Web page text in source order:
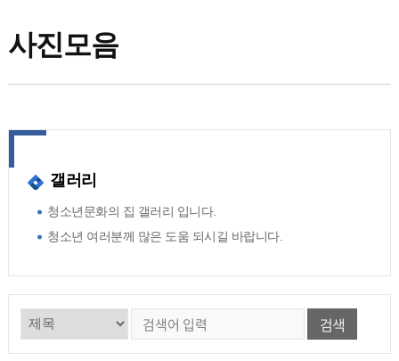
사진모음
갤러리
청소년문화의 집 갤러리 입니다.
청소년 여러분께 많은 도움 되시길 바랍니다.
검색